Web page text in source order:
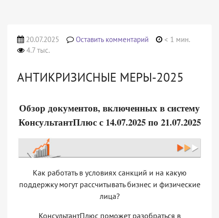
20.07.2025 Оставить комментарий
< 1 мин.
4.7 тыс.
АНТИКРИЗИСНЫЕ МЕРЫ-2025
Обзор документов, включенных в систему
КонсультантПлюс с 14.07.2025 по 21.07.2025
Как работать в условиях санкций и на какую
поддержку могут рассчитывать бизнес и физические
лица?
КонсультантПлюс поможет разобраться в